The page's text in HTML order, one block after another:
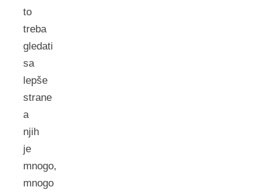
to
treba
gledati
sa
lepše
strane
a
njih
je
mnogo,
mnogo